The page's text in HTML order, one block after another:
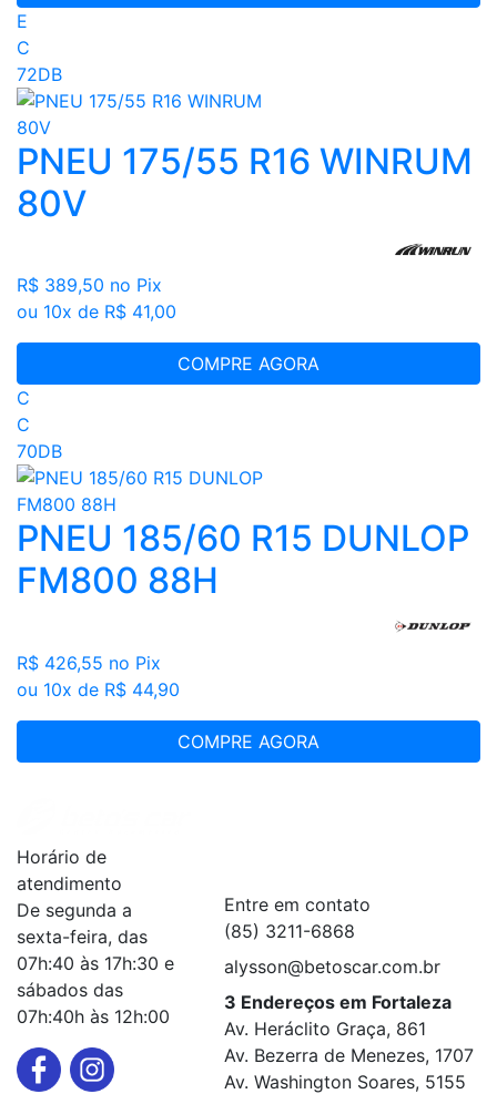
E
C
72DB
PNEU 175/55 R16 WINRUM
80V
R$ 389,50 no Pix
ou 10x de R$ 41,00
COMPRE AGORA
C
C
70DB
PNEU 185/60 R15 DUNLOP
FM800 88H
R$ 426,55 no Pix
ou 10x de R$ 44,90
COMPRE AGORA
Horário de
atendimento
De segunda a
sexta-feira, das
07h:40 às 17h:30 e
sábados das
07h:40h às 12h:00
Entre em contato
(85) 3211-6868
alysson@betoscar.com.br
3 Endereços em Fortaleza
Av. Heráclito Graça, 861
Av. Bezerra de Menezes, 1707
Av. Washington Soares, 5155